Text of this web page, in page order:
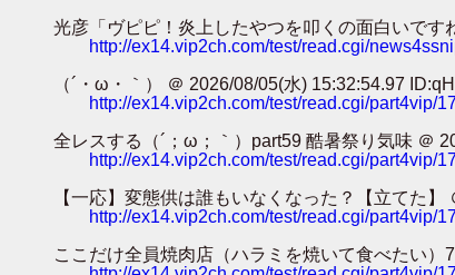
光彦「ヴピピ！炎上したやつを叩くの面白いです
http://ex14.vip2ch.com/test/read.cgi/
（´・ω・｀） ＠ 2026/08/05(水) 15:32:54.97
http://ex14.vip2ch.com/test/read.cgi/part4vip/
全レスする（´；ω；｀）part59 酷暑祭り気味 ＠
http://ex14.vip2ch.com/test/read.cgi/part4vip/
【一応】変態供は誰もいなくなった？【立てた
http://ex14.vip2ch.com/test/read.cgi/part4vip/
ここだけ全員焼肉店（ハラミを焼いて食べたい